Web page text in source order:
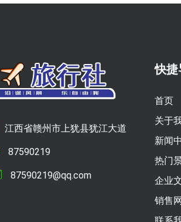
江西省赣州市上犹县犹江大道
87590219
87590219@qq.com
快
首页
关于
新闻
热门
企业
销售